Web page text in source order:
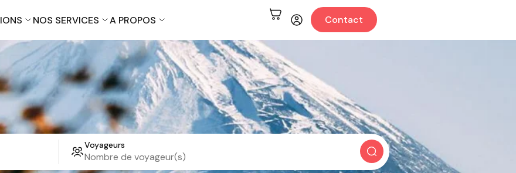
Kanazawa Nagano
NOS SERVICES A PROPOS Contact
Voyageurs